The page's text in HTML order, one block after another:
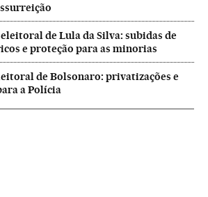
de Lula da Silva: subidas de
e proteção para as minorias
de Bolsonaro: privatizações e
a Polícia